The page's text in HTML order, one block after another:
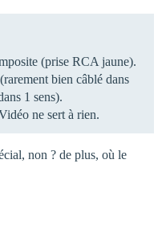
(prise RCA jaune).
bien câblé dans
1 sens).
ne sert à rien.
non ? de plus, où le